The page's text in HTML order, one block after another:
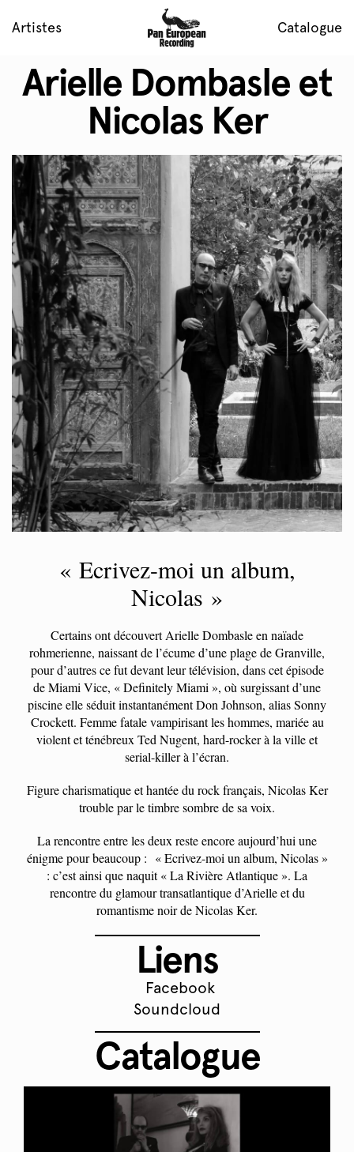
Artistes Catalogue
Arielle Dombasle et
Nicolas Ker
« Ecrivez-moi un album,
Nicolas »
Certains ont découvert Arielle Dombasle en naïade
rohmerienne, naissant de l’écume d’une plage de Granville,
pour d’autres ce fut devant leur télévision, dans cet épisode
de Miami Vice, « Definitely Miami », où surgissant d’une
piscine elle séduit instantanément Don Johnson, alias Sonny
Crockett. Femme fatale vampirisant les hommes, mariée au
violent et ténébreux Ted Nugent, hard-rocker à la ville et
serial-killer à l’écran.
Figure charismatique et hantée du rock français, Nicolas Ker
trouble par le timbre sombre de sa voix.
La rencontre entre les deux reste encore aujourd’hui une
énigme pour beaucoup : « Ecrivez-moi un album, Nicolas »
: c’est ainsi que naquit « La Rivière Atlantique ». La
rencontre du glamour transatlantique d’Arielle et du
romantisme noir de Nicolas Ker.
Liens
Facebook
Soundcloud
Catalogue